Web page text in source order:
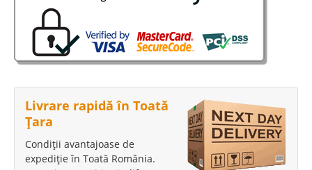
Livrare rapidă în Toată
Țara
Condiții avantajoase de
expediție în Toată România.